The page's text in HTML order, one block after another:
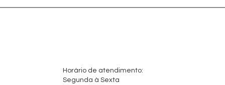
Horário de atendimento:
Segunda à Sexta